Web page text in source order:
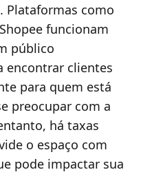
Plataformas como
funcionam
público
encontrar clientes
para quem está
preocupar com a
há taxas
o espaço com
pode impactar sua